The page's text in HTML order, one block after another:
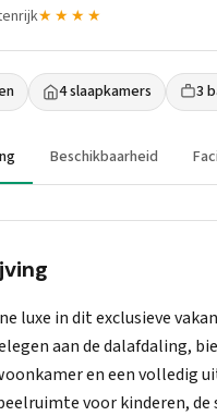
★★★★
4 slaapkamers 3
Beschikbaarheid
luxe in dit exclusieve
aan de dalafdaling,
en een volledig
voor kinderen,